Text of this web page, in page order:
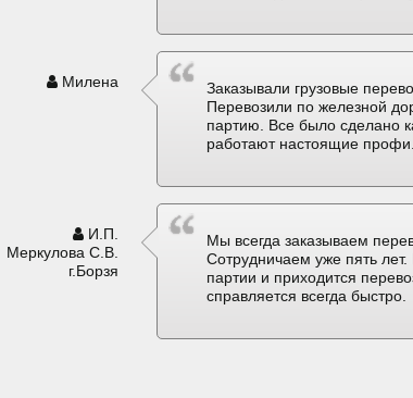
Милена
Заказывали грузовые
Перевозили по железной
партию. Все было сделано
работают настоящие профи.
И.П.
Меркулова С.В.
г.Борзя
Мы всегда заказываем
Сотрудничаем уже пять
партии и приходится
справляется всегда быстро.